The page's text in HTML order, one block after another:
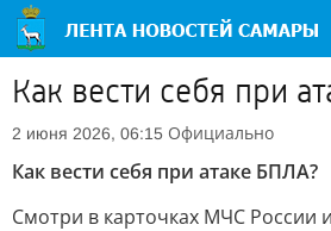
Как вести себя при
2 июня 2026, 06:15 Официально
Как вести себя при атаке БПЛА?
Смотри в карточках МЧС России